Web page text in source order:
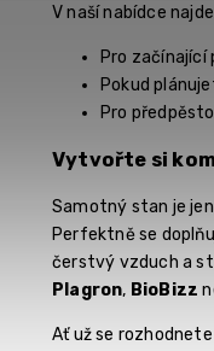
V naší nabídce
Pro
Pokud
Pro
Vytvořte si
Samotný stan je
Perfektně se
čerstvý vzduch a
Plagron, BioBizz
Ať už se